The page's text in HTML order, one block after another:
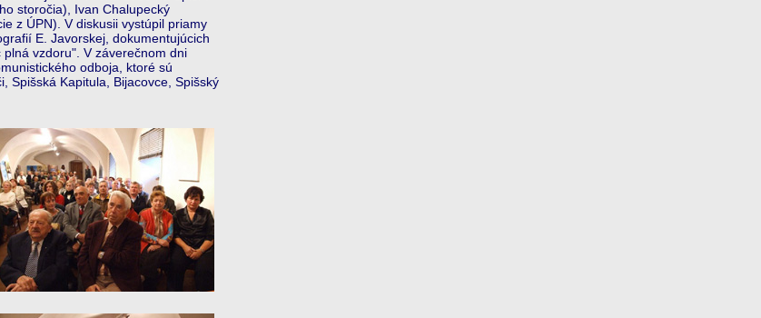
storočia), Ivan Chalupecký
z ÚPN). V diskusii vystúpil priamy
E. Javorskej, dokumentujúcich
vzdoru". V záverečnom dni
odboja, ktoré sú
Spišská Kapitula, Bijacovce, Spišský